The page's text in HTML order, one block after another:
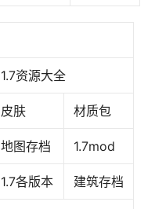
1.7资源大全
皮肤 材质包
地图存档 1.7mod
1.7各版本 建筑存档